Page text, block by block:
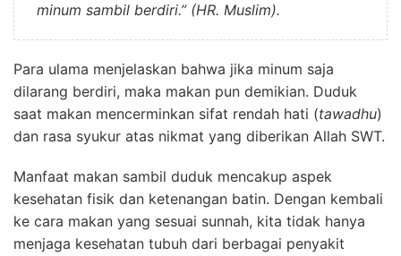
minum sambil berdiri.” (HR. Muslim).
Para ulama menjelaskan bahwa jika minum saja
dilarang berdiri, maka makan pun demikian. Duduk
saat makan mencerminkan sifat rendah hati (tawadhu)
dan rasa syukur atas nikmat yang diberikan Allah SWT.
Manfaat makan sambil duduk mencakup aspek
kesehatan fisik dan ketenangan batin. Dengan kembali
ke cara makan yang sesuai sunnah, kita tidak hanya
menjaga kesehatan tubuh dari berbagai penyakit